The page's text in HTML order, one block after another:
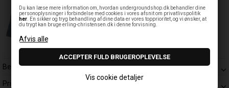
Du kan læse mere information om, hvordan undergroundshop.dk behandler dine
personoplysninger i forbindelse med cookies i vores afsnit om privatlivspolitik
her . En sikker og tryg behandling af dine data er vores topprioritet, og vi ønsker, at
du trygt kan bruge erling-christensen.dk i denne forvisning.
Vis cookie detaljer
Beskrivelse
Prisgaranti